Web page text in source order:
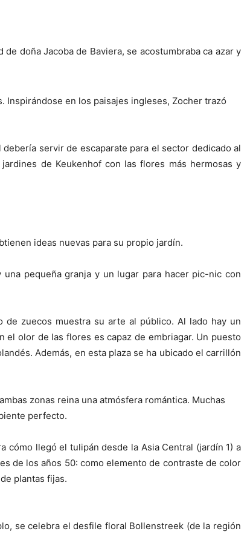
doña Jacoba de Baviera, se acostumbraba ca azar y
Inspirándose en los paisajes ingleses, Zocher trazó
servir de escaparate para el sector dedicado al
de Keukenhof con las flores más hermosas y
ideas nuevas para su propio jardín.
pequeña granja y un lugar para hacer pic-nic con
de zuecos muestra su arte al público. Al lado hay un
olor de las flores es capaz de embriagar. Un puesto
Además, en esta plaza se ha ubicado el carrillón
zonas reina una atmósfera romántica. Muchas
perfecto.
llegó el tulipán desde la Asia Central (jardín 1) a
de los años 50: como elemento de contraste de color
plantas fijas.
se celebra el desfile floral Bollenstreek (de la región